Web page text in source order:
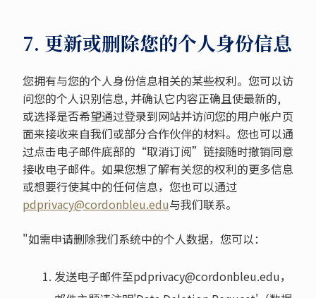
7. 更新或删除您的个人身份信息
您拥有与您的个人身份信息相关的某些权利。您可以访
问您的个人识别信息, 并确认它内容正确且使最新的,
或选择是否希望通过登录到网站并访问您的用户帐户页
面来接收来自我们或部分合作伙伴的材料。您也可以通
过点击电子邮件底部的“取消订阅”链接随时撤销同意
接收电子邮件。如果您想了解有关您的权利的更多信息
或想要行使其中的任何信息，您也可以通过
pdprivacy@cordonbleu.edu与我们联系。
"如需申请删除我们系统中的个人数据，您可以：
发送电子邮件至pdprivacy@cordonbleu.edu，